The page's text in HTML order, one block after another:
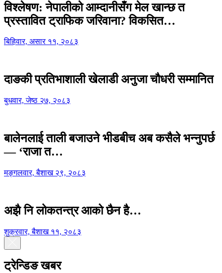
विश्लेषण: नेपालीको आम्दानीसँग मेल खान्छ त
प्रस्तावित ट्राफिक जरिवाना? विकसित…
बिहिवार, असार ११, २०८३
दाङकी प्रतिभाशाली खेलाडी अनुजा चौधरी सम्मानित
बुधवार, जेष्ठ २७, २०८३
बालेनलाई ताली बजाउने भीडबीच अब कसैले भन्नुपर्छ
— ‘राजा त…
मङ्गलवार, बैशाख २९, २०८३
अझै नि लोकतन्त्र आको छैन है…
शुक्रवार, बैशाख ११, २०८३
ट्रेन्डिङ खबर